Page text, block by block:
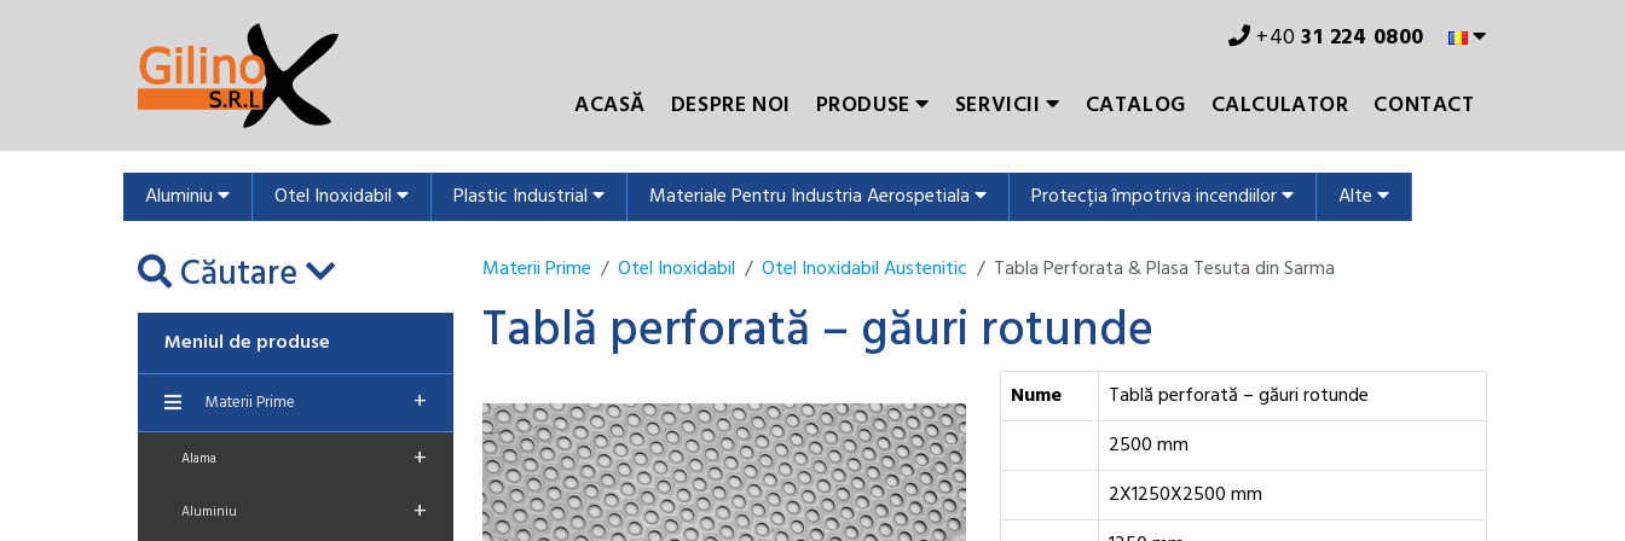
+4031 224 0800
ACASĂ
DESPRE NOI PRODUSE SERVICII CATALOG CALCULATOR CONTACT
Aluminiu Otel Inoxidabil Plastic Industrial Materiale Pentru Industria Aerospetiala Protecția împotriva incendiilor Alte
Căutare
Meniul de produse
Materii Prime +
Alama +
Aluminiu +
Materii Prime Otel Inoxidabil Otel Inoxidabil Austenitic Tabla Perforata & Plasa Tesuta din Sarma
Tablă perforată – găuri rotunde
Nume
Tablă perforată – găuri rotunde
2500 mm
2X1250X2500 mm